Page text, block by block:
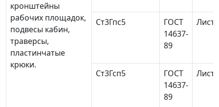
кронштейны
рабочих площадок,
подвесы кабин,
траверсы,
пластинчатые
крюки.
Ст3Гпс5
ГОСТ
14637-
89
Ст3Гсп5
ГОСТ
14637-
89